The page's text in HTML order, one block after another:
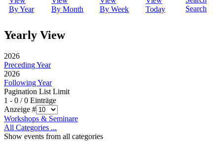
By Year By Month By Week Today Search
Yearly View
2026
Preceding Year
2026
Following Year
Pagination List Limit
1 - 0 / 0 Einträge
Anzeige #
Workshops & Seminare
All Categories ...
Show events from all categories